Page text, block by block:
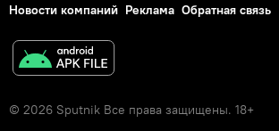
Новости компаний Реклама Обратная связь
© 2026 Sputnik Все права защищены. 18+